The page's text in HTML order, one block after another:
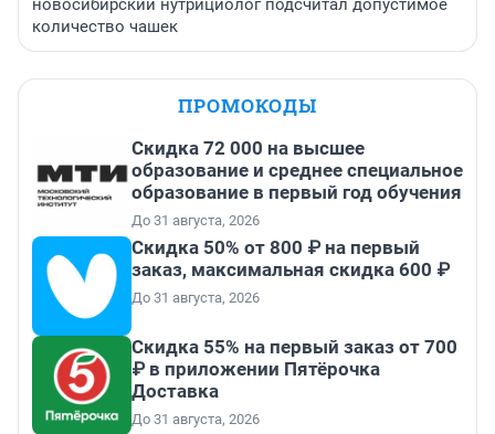
новосибирский нутрициолог подсчитал допустимое
количество чашек
ПРОМОКОДЫ
Скидка 72 000 на высшее
образование и среднее специальное
образование в первый год обучения
До 31 августа, 2026
Скидка 50% от 800 ₽ на первый
заказ, максимальная скидка 600 ₽
До 31 августа, 2026
Скидка 55% на первый заказ от 700
₽ в приложении Пятёрочка
Доставка
До 31 августа, 2026